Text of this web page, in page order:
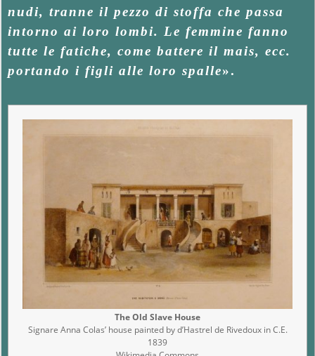
nudi, tranne il pezzo di stoffa che passa
intorno ai loro lombi. Le femmine fanno
tutte le fatiche, come battere il mais, ecc.
portando i figli alle loro spalle».
The Old Slave House
Signare Anna Colas’ house painted by d’Hastrel de Rivedoux in C.E.
1839